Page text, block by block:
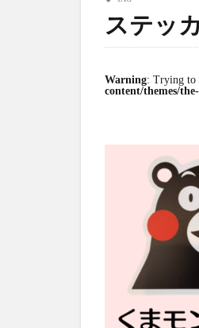
ステッ
Warning: Trying to
content/themes/